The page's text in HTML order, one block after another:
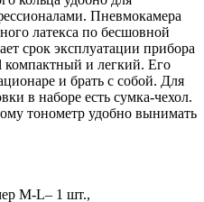
Пневмокамера
латекса по бесшовной
срок эксплуатации прибора
и легкий. Его
и брать с собой. Для
в наборе есть сумка-чехол.
тонометр удобно вынимать
M-L– 1 шт.,